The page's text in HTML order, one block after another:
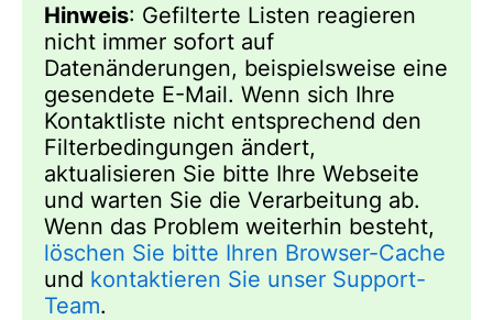
Hinweis: Gefilterte Listen reagieren
nicht immer sofort auf
Datenänderungen, beispielsweise eine
gesendete E-Mail. Wenn sich Ihre
Kontaktliste nicht entsprechend den
Filterbedingungen ändert,
aktualisieren Sie bitte Ihre Webseite
und warten Sie die Verarbeitung ab.
Wenn das Problem weiterhin besteht,
löschen Sie bitte Ihren Browser-Cache
und kontaktieren Sie unser Support-
Team.